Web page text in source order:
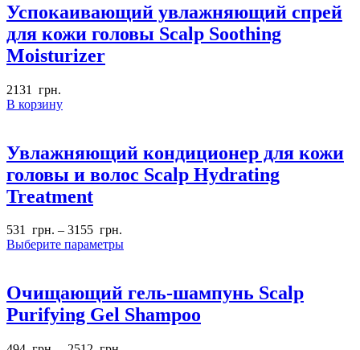
Успокаивающий увлажняющий спрей
для кожи головы Scalp Soothing
Moisturizer
2131
грн.
В корзину
Увлажняющий кондиционер для кожи
головы и волос Scalp Hydrating
Treatment
531 грн. – 3155 грн.
Выберите параметры
Очищающий гель-шампунь Scalp
Purifying Gel Shampoo